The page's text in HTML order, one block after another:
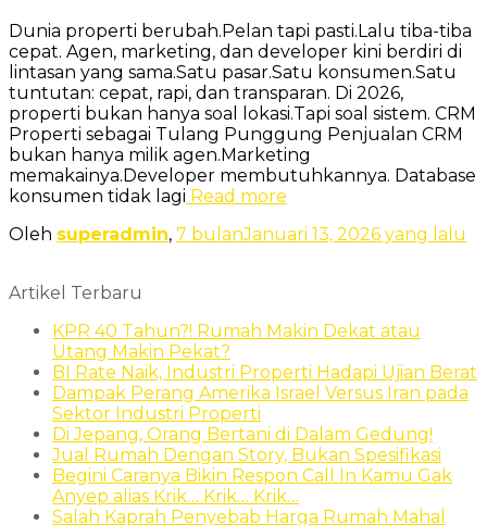
Dunia properti berubah.Pelan tapi pasti.Lalu tiba-tiba
cepat. Agen, marketing, dan developer kini berdiri di
lintasan yang sama.Satu pasar.Satu konsumen.Satu
tuntutan: cepat, rapi, dan transparan. Di 2026,
properti bukan hanya soal lokasi.Tapi soal sistem. CRM
Properti sebagai Tulang Punggung Penjualan CRM
bukan hanya milik agen.Marketing
memakainya.Developer membutuhkannya. Database
konsumen tidak lagi Read more
Oleh superadmin, 7 bulanJanuari 13, 2026 yang lalu
Artikel Terbaru
KPR 40 Tahun?! Rumah Makin Dekat atau
Utang Makin Pekat?
BI Rate Naik, Industri Properti Hadapi Ujian Berat
Dampak Perang Amerika Israel Versus Iran pada
Sektor Industri Properti
Di Jepang, Orang Bertani di Dalam Gedung!
Jual Rumah Dengan Story, Bukan Spesifikasi
Begini Caranya Bikin Respon Call In Kamu Gak
Anyep alias Krik… Krik… Krik…
Salah Kaprah Penyebab Harga Rumah Mahal